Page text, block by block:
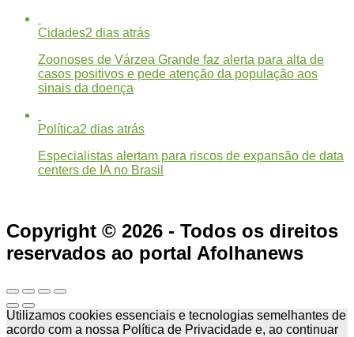
Cidades2 dias atrás
Zoonoses de Várzea Grande faz alerta para alta de
casos positivos e pede atenção da população aos
sinais da doença
Política2 dias atrás
Especialistas alertam para riscos de expansão de data
centers de IA no Brasil
Copyright © 2026 - Todos os direitos
reservados ao portal Afolhanews
Utilizamos cookies essenciais e tecnologias semelhantes de
acordo com a nossa Política de Privacidade e, ao continuar